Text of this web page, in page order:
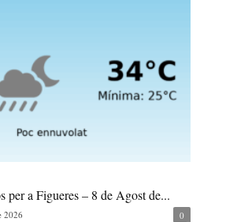
per a Figueres – 8 de Agost de...
2026 0